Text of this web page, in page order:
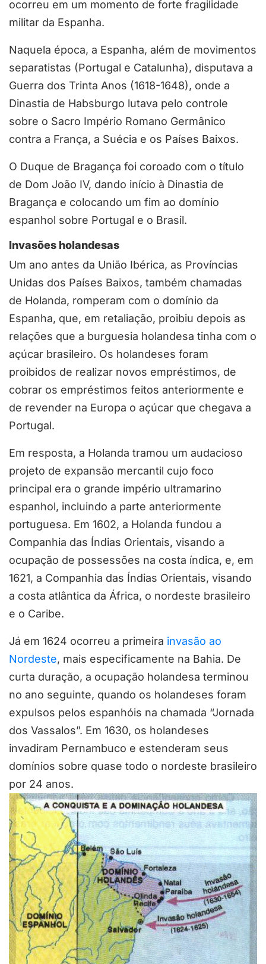
ocorreu em um momento de forte fragilidade
militar da Espanha.
Naquela época, a Espanha, além de movimentos
separatistas (Portugal e Catalunha), disputava a
Guerra dos Trinta Anos (1618-1648), onde a
Dinastia de Habsburgo lutava pelo controle
sobre o Sacro Império Romano Germânico
contra a França, a Suécia e os Países Baixos.
O Duque de Bragança foi coroado com o título
de Dom João IV, dando início à Dinastia de
Bragança e colocando um fim ao domínio
espanhol sobre Portugal e o Brasil.
Invasões holandesas
Um ano antes da União Ibérica, as Províncias
Unidas dos Países Baixos, também chamadas
de Holanda, romperam com o domínio da
Espanha, que, em retaliação, proibiu depois as
relações que a burguesia holandesa tinha com o
açúcar brasileiro. Os holandeses foram
proibidos de realizar novos empréstimos, de
cobrar os empréstimos feitos anteriormente e
de revender na Europa o açúcar que chegava a
Portugal.
Em resposta, a Holanda tramou um audacioso
projeto de expansão mercantil cujo foco
principal era o grande império ultramarino
espanhol, incluindo a parte anteriormente
portuguesa. Em 1602, a Holanda fundou a
Companhia das Índias Orientais, visando a
ocupação de possessões na costa índica, e, em
1621, a Companhia das Índias Orientais, visando
a costa atlântica da África, o nordeste brasileiro
e o Caribe.
Já em 1624 ocorreu a primeira invasão ao
Nordeste, mais especificamente na Bahia. De
curta duração, a ocupação holandesa terminou
no ano seguinte, quando os holandeses foram
expulsos pelos espanhóis na chamada “Jornada
dos Vassalos”. Em 1630, os holandeses
invadiram Pernambuco e estenderam seus
domínios sobre quase todo o nordeste brasileiro
por 24 anos.